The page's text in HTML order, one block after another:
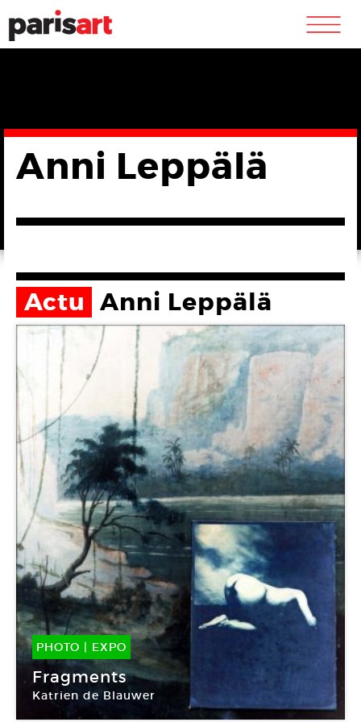
m
Anni Leppälä
Actu Anni Leppälä
PHOTO | EXPO
02 Déc -14 Jan 2017
Fragments
Katrien de Blauwer
Galerie Les Filles du Calvaire